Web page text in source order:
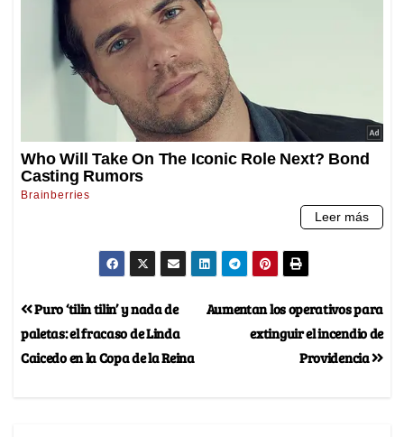
Aumentan los operativos para
extinguir el incendio de
Providencia
Puro ‘tilin tilin’ y nada de
paletas: el fracaso de Linda
Caicedo en la Copa de la Reina